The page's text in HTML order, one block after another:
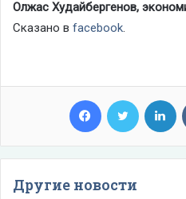
Олжас Худайбергенов,
Сказано в facebook.
Facebook Twitter
Другие новости